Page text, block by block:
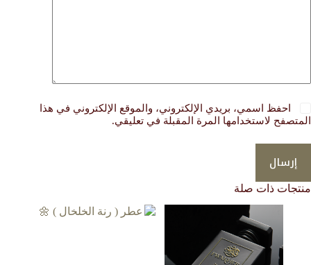
احفظ اسمي، بريدي الإلكتروني، والموقع الإلكتروني في هذا
المتصفح لاستخدامها المرة المقبلة في تعليقي.
إرسال
منتجات ذات صلة